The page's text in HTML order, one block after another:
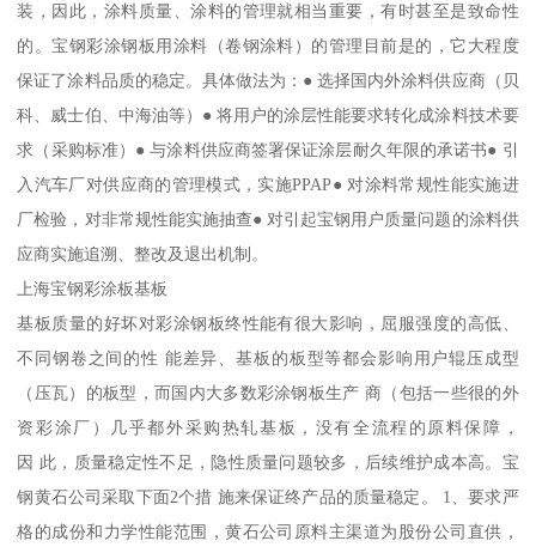
装，因此，涂料质量、涂料的管理就相当重要，有时甚至是致命性
的。宝钢彩涂钢板用涂料（卷钢涂料）的管理目前是的，它大程度
保证了涂料品质的稳定。具体做法为：● 选择国内外涂料供应商（贝
科、威士伯、中海油等）● 将用户的涂层性能要求转化成涂料技术要
求（采购标准）● 与涂料供应商签署保证涂层耐久年限的承诺书● 引
入汽车厂对供应商的管理模式，实施PPAP● 对涂料常规性能实施进
厂检验，对非常规性能实施抽查● 对引起宝钢用户质量问题的涂料供
应商实施追溯、整改及退出机制。
上海宝钢彩涂板基板
基板质量的好坏对彩涂钢板终性能有很大影响，屈服强度的高低、
不同钢卷之间的性 能差异、基板的板型等都会影响用户辊压成型
（压瓦）的板型，而国内大多数彩涂钢板生产 商（包括一些很的外
资彩涂厂）几乎都外采购热轧基板，没有全流程的原料保障，
因 此，质量稳定性不足，隐性质量问题较多，后续维护成本高。宝
钢黄石公司采取下面2个措 施来保证终产品的质量稳定。 1、要求严
格的成份和力学性能范围，黄石公司原料主渠道为股份公司直供，